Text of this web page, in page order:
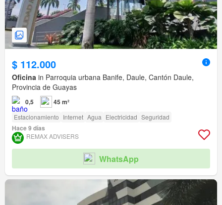
$ 112.000
Oficina in Parroquia urbana Banife, Daule, Cantón Daule,
Provincia de Guayas
0,5 45 m²
Estacionamiento Internet Agua Electricidad Seguridad
Hace 9 días
REMAX ADVISERS
WhatsApp